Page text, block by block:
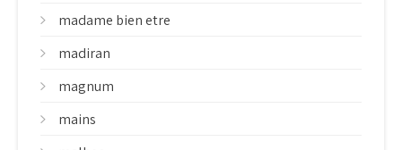
madame bien etre
madiran
magnum
mains